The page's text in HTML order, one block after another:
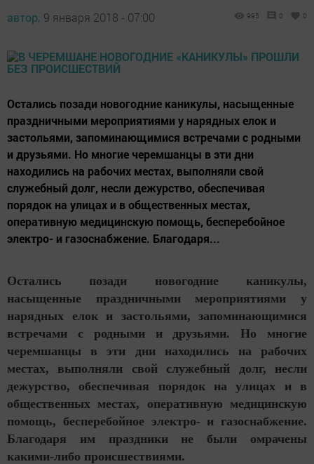
автор, 9 января 2018 - 07:00 995 0 0
Остались позади новогодние каникулы, насыщенные
праздничными мероприятиями у нарядных елок и
застольями, запоминающимися встречами с родными
и друзьями. Но многие черемшанцы в эти дни
находились на рабочих местах, выполняли свой
служебный долг, несли дежурство, обеспечивая
порядок на улицах и в общественных местах,
оперативную медицинскую помощь, бесперебойное
электро- и газоснабжение. Благодаря...
Остались позади новогодние каникулы,
насыщенные праздничными мероприятиями у
нарядных елок и застольями, запоминающимися
встречами с родными и друзьями. Но многие
черемшанцы в эти дни находились на рабочих
местах, выполняли свой служебный долг, несли
дежурство, обеспечивая порядок на улицах и в
общественных местах, оперативную медицинскую
помощь, бесперебойное электро- и газоснабжение.
Благодаря им праздники не были омрачены
какими-либо происшествиями.